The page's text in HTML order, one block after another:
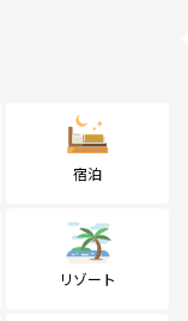
宿泊
リゾート